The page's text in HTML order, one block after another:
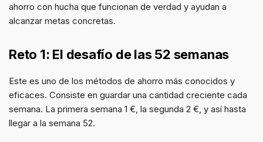
ahorro con hucha que funcionan de verdad y ayudan a
alcanzar metas concretas.
Reto 1: El desafío de las 52 semanas
Este es uno de los métodos de ahorro más conocidos y
eficaces. Consiste en guardar una cantidad creciente cada
semana. La primera semana 1 €, la segunda 2 €, y así hasta
llegar a la semana 52.